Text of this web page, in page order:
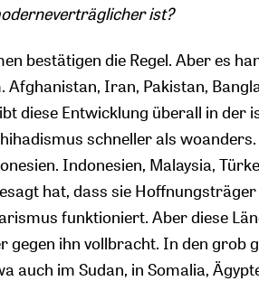
ist?
bestätigen die Regel. Aber es
Iran, Pakistan,
diese Entwicklung überall in der
schneller als
Indonesien, Malaysia,
hat, dass sie
funktioniert. Aber diese
gegen ihn vollbracht. In den grob
auch im Sudan, in Somalia,